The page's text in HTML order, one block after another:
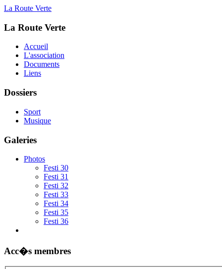
La Route Verte
La Route Verte
Accueil
L'association
Documents
Liens
Dossiers
Sport
Musique
Galeries
Photos
Festi 30
Festi 31
Festi 32
Festi 33
Festi 34
Festi 35
Festi 36
Acc�s membres